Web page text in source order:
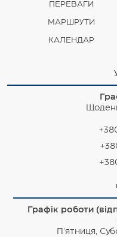
ПЕРЕВАГИ
МАРШРУТИ
КАЛЕНДАР
Графік роботи
П'ятниця,